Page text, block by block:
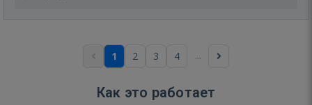
1 2 3 4 ...
Как это работает